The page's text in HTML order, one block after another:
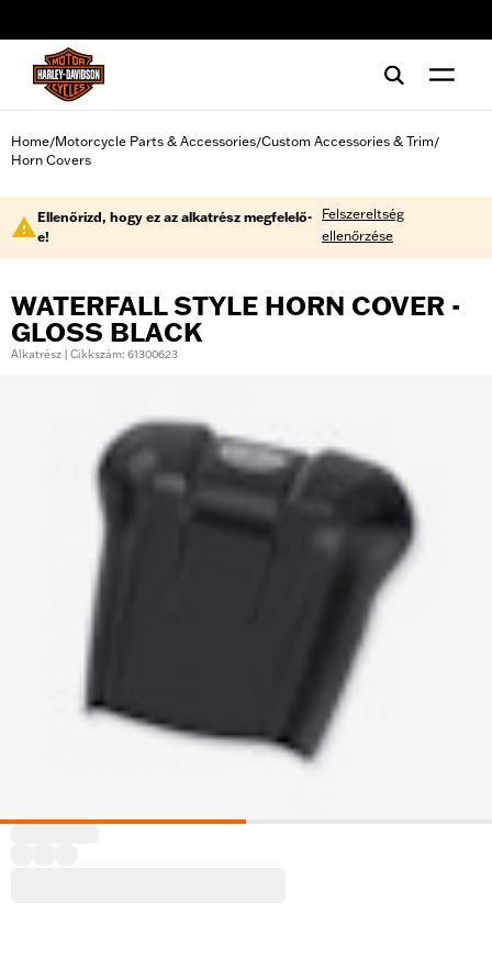
Home/Motorcycle Parts & Accessories/Custom Accessories & Trim/
Horn Covers
Ellenőrizd, hogy ez az alkatrész megfelelő-
e!
Felszereltség
ellenőrzése
WATERFALL STYLE HORN COVER -
GLOSS BLACK
Alkatrész | Cikkszám: 61300623